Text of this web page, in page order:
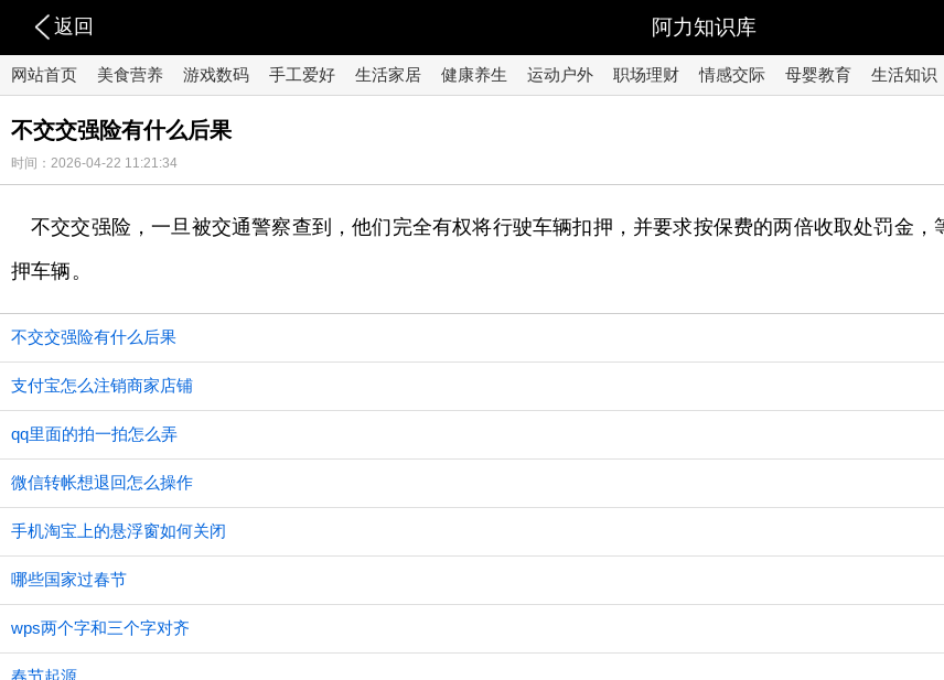
返回 阿力知识库
网站首页 美食营养 游戏数码 手工爱好 生活家居 健康养生 运动户外 职场理财 情感交际 母婴教育 生活知识
不交交强险有什么后果
时间：2026-04-22 11:21:34
不交交强险，一旦被交通警察查到，他们完全有权将行驶车辆扣押，并要求按保费的两倍收取处罚金
押车辆。
不交交强险有什么后果
支付宝怎么注销商家店铺
qq里面的拍一拍怎么弄
微信转帐想退回怎么操作
手机淘宝上的悬浮窗如何关闭
哪些国家过春节
wps两个字和三个字对齐
春节起源